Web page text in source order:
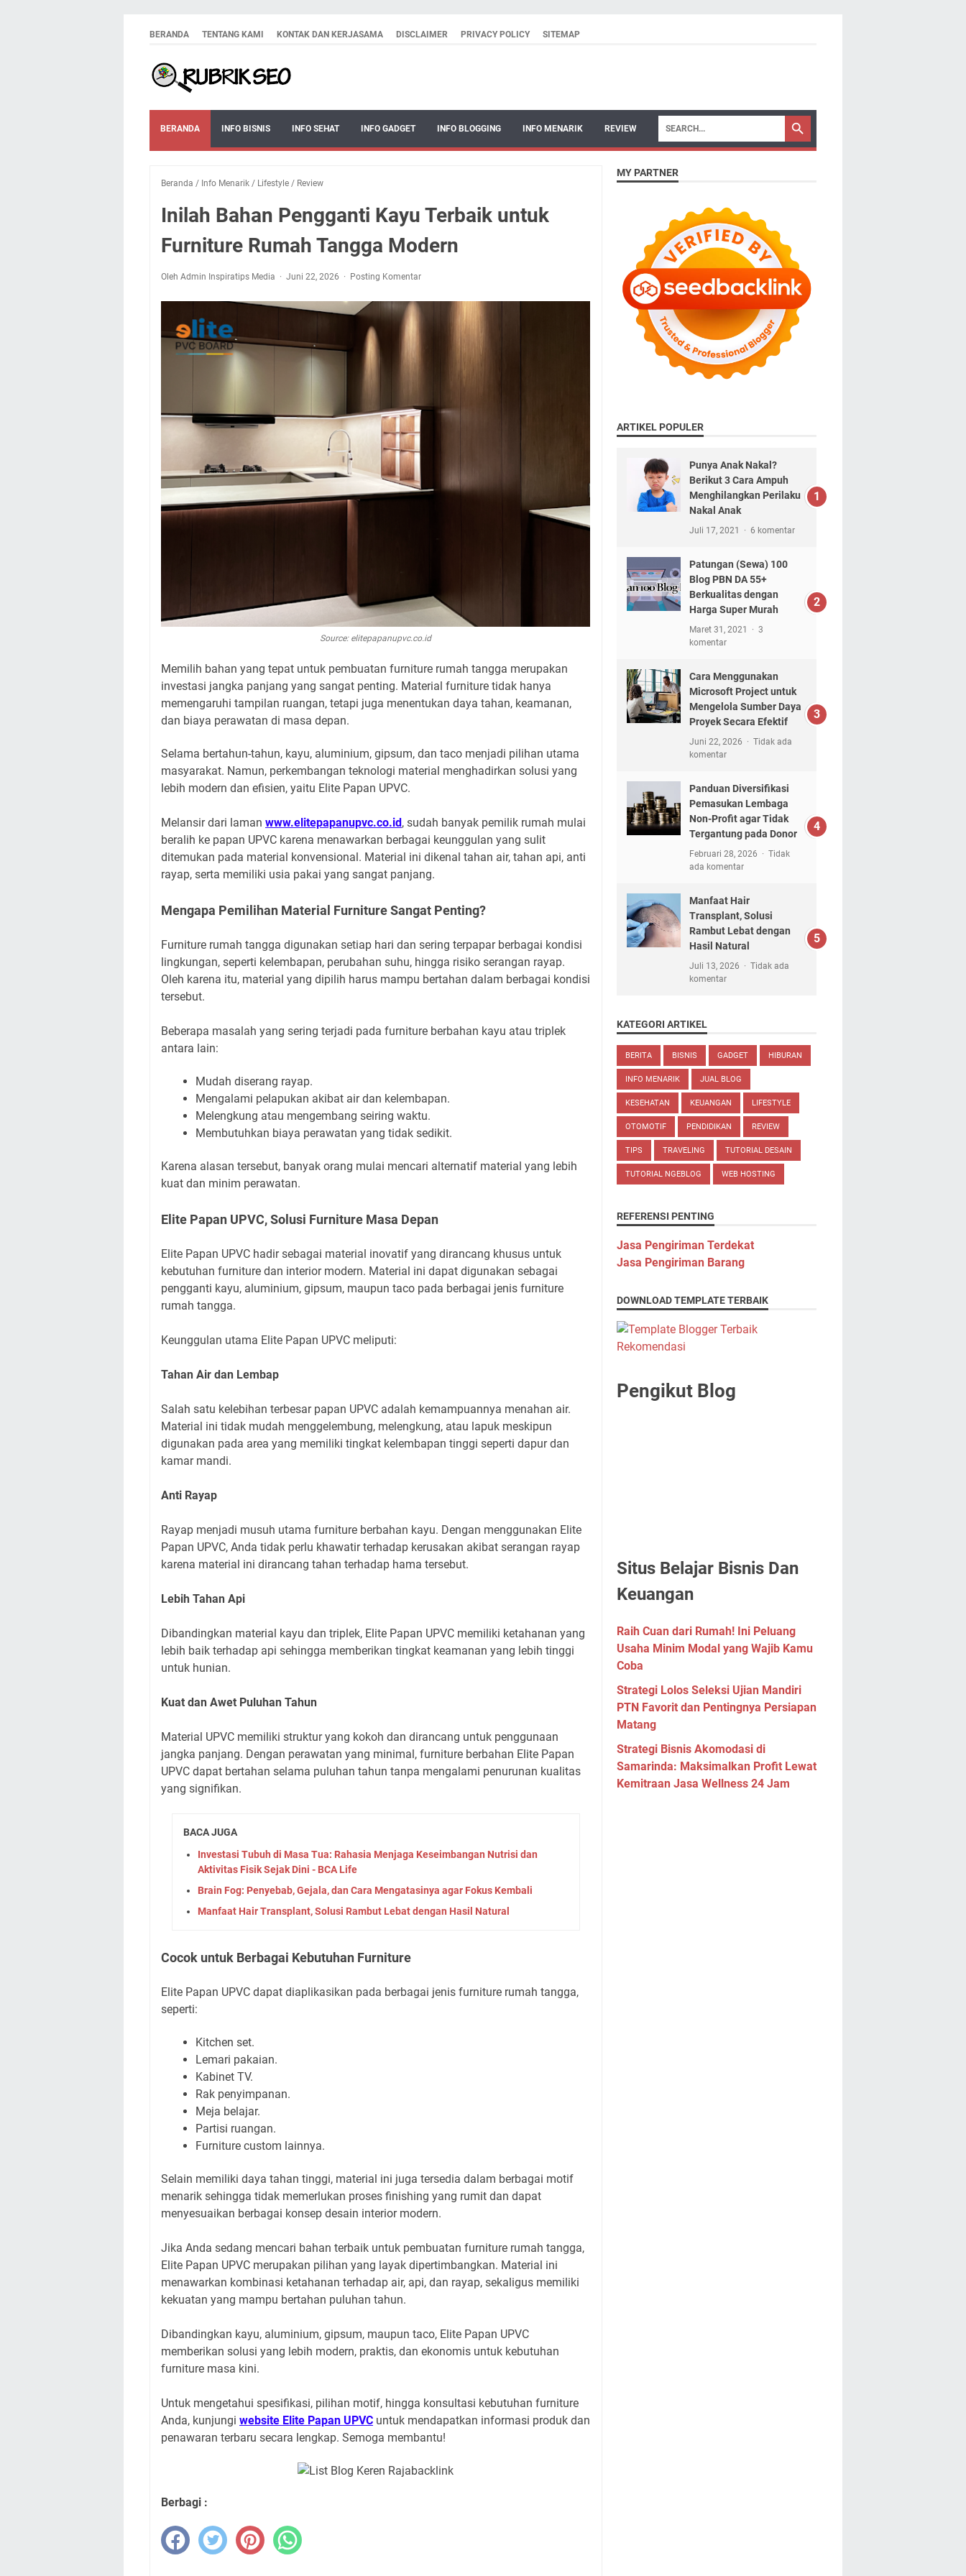
BERANDA TENTANG KAMI KONTAK DAN KERJASAMA DISCLAIMER PRIVACY POLICY SITEMAP
BERANDA INFO BISNIS INFO SEHAT INFO GADGET INFO BLOGGING INFO MENARIK REVIEW
Beranda / Info Menarik / Lifestyle / Review
Inilah Bahan Pengganti Kayu Terbaik untuk
Furniture Rumah Tangga Modern
Oleh Admin Inspiratips Media Juni 22, 2026 Posting Komentar
Source: elitepapanupvc.co.id
Memilih bahan yang tepat untuk pembuatan furniture rumah tangga merupakan
investasi jangka panjang yang sangat penting. Material furniture tidak hanya
memengaruhi tampilan ruangan, tetapi juga menentukan daya tahan, keamanan,
dan biaya perawatan di masa depan.
Selama bertahun-tahun, kayu, aluminium, gipsum, dan taco menjadi pilihan utama
masyarakat. Namun, perkembangan teknologi material menghadirkan solusi yang
lebih modern dan efisien, yaitu Elite Papan UPVC.
Melansir dari laman www.elitepapanupvc.co.id, sudah banyak pemilik rumah mulai
beralih ke papan UPVC karena menawarkan berbagai keunggulan yang sulit
ditemukan pada material konvensional. Material ini dikenal tahan air, tahan api, anti
rayap, serta memiliki usia pakai yang sangat panjang.
Mengapa Pemilihan Material Furniture Sangat Penting?
Furniture rumah tangga digunakan setiap hari dan sering terpapar berbagai kondisi
lingkungan, seperti kelembapan, perubahan suhu, hingga risiko serangan rayap.
Oleh karena itu, material yang dipilih harus mampu bertahan dalam berbagai kondisi
tersebut.
Beberapa masalah yang sering terjadi pada furniture berbahan kayu atau triplek
antara lain:
Mudah diserang rayap.
Mengalami pelapukan akibat air dan kelembapan.
Melengkung atau mengembang seiring waktu.
Membutuhkan biaya perawatan yang tidak sedikit.
Karena alasan tersebut, banyak orang mulai mencari alternatif material yang lebih
kuat dan minim perawatan.
Elite Papan UPVC, Solusi Furniture Masa Depan
Elite Papan UPVC hadir sebagai material inovatif yang dirancang khusus untuk
kebutuhan furniture dan interior modern. Material ini dapat digunakan sebagai
pengganti kayu, aluminium, gipsum, maupun taco pada berbagai jenis furniture
rumah tangga.
Keunggulan utama Elite Papan UPVC meliputi:
Tahan Air dan Lembap
Salah satu kelebihan terbesar papan UPVC adalah kemampuannya menahan air.
Material ini tidak mudah menggelembung, melengkung, atau lapuk meskipun
digunakan pada area yang memiliki tingkat kelembapan tinggi seperti dapur dan
kamar mandi.
Anti Rayap
Rayap menjadi musuh utama furniture berbahan kayu. Dengan menggunakan Elite
Papan UPVC, Anda tidak perlu khawatir terhadap kerusakan akibat serangan rayap
karena material ini dirancang tahan terhadap hama tersebut.
Lebih Tahan Api
Dibandingkan material kayu dan triplek, Elite Papan UPVC memiliki ketahanan yang
lebih baik terhadap api sehingga memberikan tingkat keamanan yang lebih tinggi
untuk hunian.
Kuat dan Awet Puluhan Tahun
Material UPVC memiliki struktur yang kokoh dan dirancang untuk penggunaan
jangka panjang. Dengan perawatan yang minimal, furniture berbahan Elite Papan
UPVC dapat bertahan selama puluhan tahun tanpa mengalami penurunan kualitas
yang signifikan.
BACA JUGA
Investasi Tubuh di Masa Tua: Rahasia Menjaga Keseimbangan Nutrisi dan
Aktivitas Fisik Sejak Dini - BCA Life
Brain Fog: Penyebab, Gejala, dan Cara Mengatasinya agar Fokus Kembali
Manfaat Hair Transplant, Solusi Rambut Lebat dengan Hasil Natural
Cocok untuk Berbagai Kebutuhan Furniture
Elite Papan UPVC dapat diaplikasikan pada berbagai jenis furniture rumah tangga,
seperti:
Kitchen set.
Lemari pakaian.
Kabinet TV.
Rak penyimpanan.
Meja belajar.
Partisi ruangan.
Furniture custom lainnya.
Selain memiliki daya tahan tinggi, material ini juga tersedia dalam berbagai motif
menarik sehingga tidak memerlukan proses finishing yang rumit dan dapat
menyesuaikan berbagai konsep desain interior modern.
Jika Anda sedang mencari bahan terbaik untuk pembuatan furniture rumah tangga,
Elite Papan UPVC merupakan pilihan yang layak dipertimbangkan. Material ini
menawarkan kombinasi ketahanan terhadap air, api, dan rayap, sekaligus memiliki
kekuatan yang mampu bertahan puluhan tahun.
Dibandingkan kayu, aluminium, gipsum, maupun taco, Elite Papan UPVC
memberikan solusi yang lebih modern, praktis, dan ekonomis untuk kebutuhan
furniture masa kini.
Untuk mengetahui spesifikasi, pilihan motif, hingga konsultasi kebutuhan furniture
Anda, kunjungi website Elite Papan UPVC untuk mendapatkan informasi produk dan
penawaran terbaru secara lengkap. Semoga membantu!
Berbagi :
MY PARTNER
ARTIKEL POPULER
Punya Anak Nakal?
Berikut 3 Cara Ampuh
Menghilangkan Perilaku
Nakal Anak
Juli 17, 2021 6 komentar
Patungan (Sewa) 100
Blog PBN DA 55+
Berkualitas dengan
Harga Super Murah
Maret 31, 2021
3
komentar
Cara Menggunakan
Microsoft Project untuk
Mengelola Sumber Daya
Proyek Secara Efektif
Juni 22, 2026
Tidak ada
komentar
Panduan Diversifikasi
Pemasukan Lembaga
Non-Profit agar Tidak
Tergantung pada Donor
Februari 28, 2026
Tidak
ada komentar
Manfaat Hair
Transplant, Solusi
Rambut Lebat dengan
Hasil Natural
Juli 13, 2026
Tidak ada
komentar
KATEGORI ARTIKEL
BERITA BISNIS GADGET HIBURAN
INFO MENARIK JUAL BLOG
KESEHATAN KEUANGAN LIFESTYLE
OTOMOTIF PENDIDIKAN REVIEW
TIPS TRAVELING TUTORIAL DESAIN
TUTORIAL NGEBLOG WEB HOSTING
REFERENSI PENTING
Jasa Pengiriman Terdekat
Jasa Pengiriman Barang
DOWNLOAD TEMPLATE TERBAIK
Pengikut Blog
Situs Belajar Bisnis Dan
Keuangan
Raih Cuan dari Rumah! Ini Peluang
Usaha Minim Modal yang Wajib Kamu
Coba
Strategi Lolos Seleksi Ujian Mandiri
PTN Favorit dan Pentingnya Persiapan
Matang
Strategi Bisnis Akomodasi di
Samarinda: Maksimalkan Profit Lewat
Kemitraan Jasa Wellness 24 Jam